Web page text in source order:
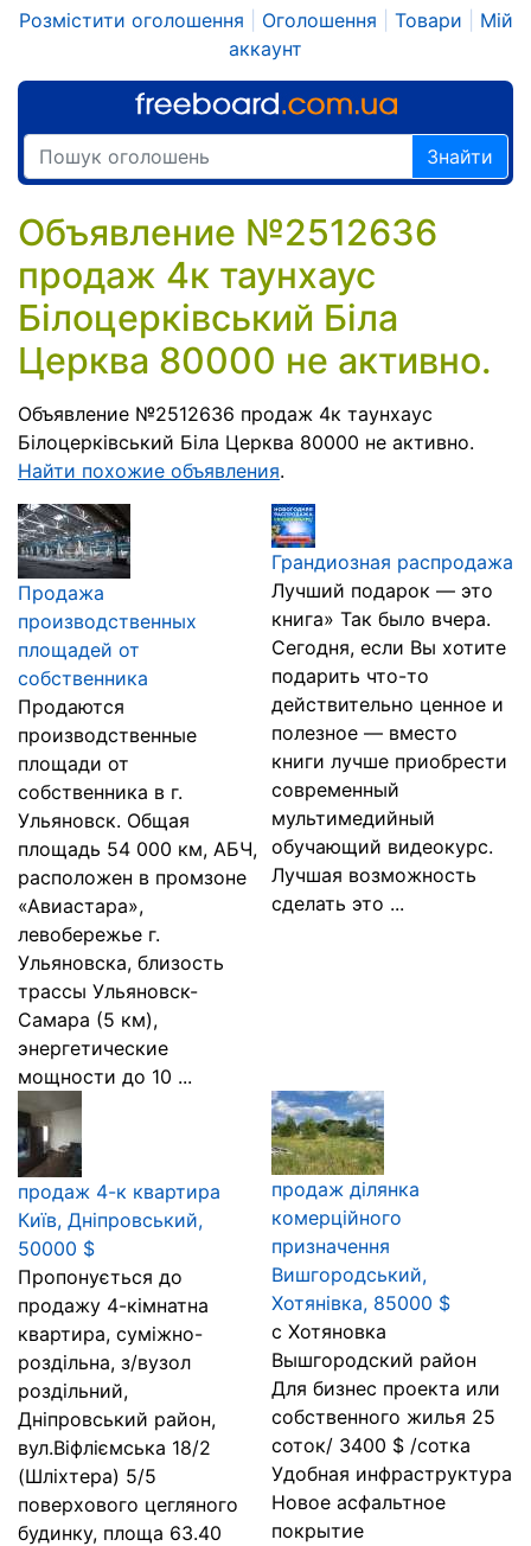
Розмістити оголошення Оголошення Товари
Мій
аккаунт
Знайти
Объявление №2512636
продаж 4к таунхаус
Білоцерківський Біла
Церква 80000 не активно.
Объявление №2512636 продаж 4к таунхаус
Білоцерківський Біла Церква 80000 не активно.
Найти похожие объявления.
Продажа
производственных
площадей от
собственника
Продаются
производственные
площади от
собственника в г.
Ульяновск. Общая
площадь 54 000 км, АБЧ,
расположен в промзоне
«Авиастара»,
левобережье г.
Ульяновска, близость
трассы Ульяновск-
Самара (5 км),
энергетические
мощности до 10 ...
Грандиозная распродажа
Лучший подарок — это
книга» Так было вчера.
Сегодня, если Вы хотите
подарить что-то
действительно ценное и
полезное — вместо
книги лучше приобрести
современный
мультимедийный
обучающий видеокурс.
Лучшая возможность
сделать это ...
продаж 4-к квартира
Київ, Дніпровський,
50000 $
Пропонується до
продажу 4-кімнатна
квартира, суміжно-
роздільна, з/вузол
роздільний,
Дніпровський район,
вул.Віфліємська 18/2
(Шліхтера) 5/5
поверхового цегляного
будинку, площа 63.40
продаж ділянка
комерційного
призначення
Вишгородський,
Хотянівка, 85000 $
с Хотяновка
Вышгородский район
Для бизнес проекта или
собственного жилья 25
соток/ 3400 $ /сотка
Удобная инфраструктура
Новое асфальтное
покрытие